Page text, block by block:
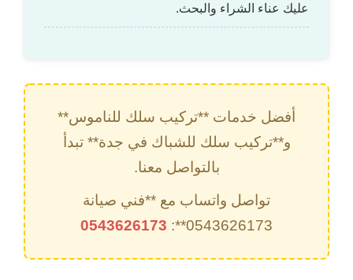
عليك عناء الشراء والبحث.
أفضل خدمات **تركيب سلك للناموس**
و**تركيب سلك للشباك في جدة** تبدأ
بالتواصل معنا.
تواصل واتساب مع **فني صيانة
0543626173**: